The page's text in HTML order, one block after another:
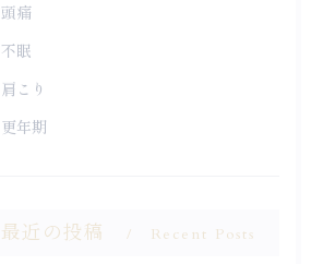
頭痛
不眠
肩こり
更年期
最近の投稿 Recent Posts